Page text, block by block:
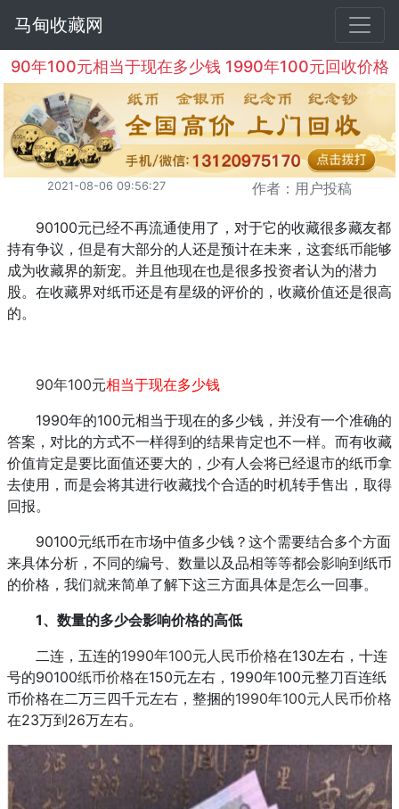
马甸收藏网
90年100元相当于现在多少钱 1990年100元回收价格
2021-08-06 09:56:27 作者：用户投稿
90100元已经不再流通使用了，对于它的收藏很多藏友都
持有争议，但是有大部分的人还是预计在未来，这套纸币能够
成为收藏界的新宠。并且他现在也是很多投资者认为的潜力
股。在收藏界对纸币还是有星级的评价的，收藏价值还是很高
的。
90年100元相当于现在多少钱
1990年的100元相当于现在的多少钱，并没有一个准确的
答案，对比的方式不一样得到的结果肯定也不一样。而有收藏
价值肯定是要比面值还要大的，少有人会将已经退市的纸币拿
去使用，而是会将其进行收藏找个合适的时机转手售出，取得
回报。
90100元纸币在市场中值多少钱？这个需要结合多个方面
来具体分析，不同的编号、数量以及品相等等都会影响到纸币
的价格，我们就来简单了解下这三方面具体是怎么一回事。
1、数量的多少会影响价格的高低
二连，五连的1990年100元 人民币价格在130左右，十连
号的90100纸币价格在150元左右，1990年100元整刀百连纸
币价格在二万三四千元左右，整捆的1990年100元人民币价格
在23万到26万左右。